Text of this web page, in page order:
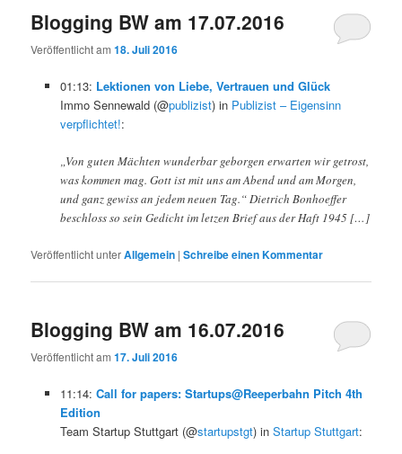
Blogging BW am 17.07.2016
Veröffentlicht am18. Juli 2016
01:13: Lektionen von Liebe, Vertrauen und Glück
Immo Sennewald (@publizist) in Publizist – Eigensinn
verpflichtet!:
„Von guten Mächten wunderbar geborgen erwarten wir getrost,
was kommen mag. Gott ist mit uns am Abend und am Morgen,
und ganz gewiss an jedem neuen Tag.“ Dietrich ‪Bonhoeffer‬
beschloss so sein Gedicht im letzen Brief aus der Haft 1945 […]
Veröffentlicht unterAllgemein |Schreibe einen Kommentar
Blogging BW am 16.07.2016
Veröffentlicht am17. Juli 2016
11:14: Call for papers: Startups@Reeperbahn Pitch 4th
Edition
Team Startup Stuttgart (@startupstgt) in Startup Stuttgart: